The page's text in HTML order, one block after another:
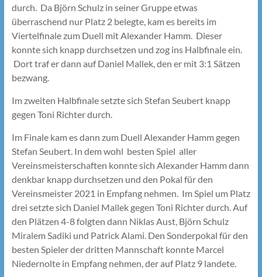
durch. Da Björn Schulz in seiner Gruppe etwas
überraschend nur Platz 2 belegte, kam es bereits im
Viertelfinale zum Duell mit Alexander Hamm. Dieser
konnte sich knapp durchsetzen und zog ins Halbfinale ein.
Dort traf er dann auf Daniel Mallek, den er mit 3:1 Sätzen
bezwang.
Im zweiten Halbfinale setzte sich Stefan Seubert knapp
gegen Toni Richter durch.
Im Finale kam es dann zum Duell Alexander Hamm gegen
Stefan Seubert. In dem wohl besten Spiel aller
Vereinsmeisterschaften konnte sich Alexander Hamm dann
denkbar knapp durchsetzen und den Pokal für den
Vereinsmeister 2021 in Empfang nehmen. Im Spiel um Platz
drei setzte sich Daniel Mallek gegen Toni Richter durch. Auf
den Plätzen 4-8 folgten dann Niklas Aust, Björn Schulz
Miralem Sadiki und Patrick Alami. Den Sonderpokal für den
besten Spieler der dritten Mannschaft konnte Marcel
Niedernolte in Empfang nehmen, der auf Platz 9 landete.